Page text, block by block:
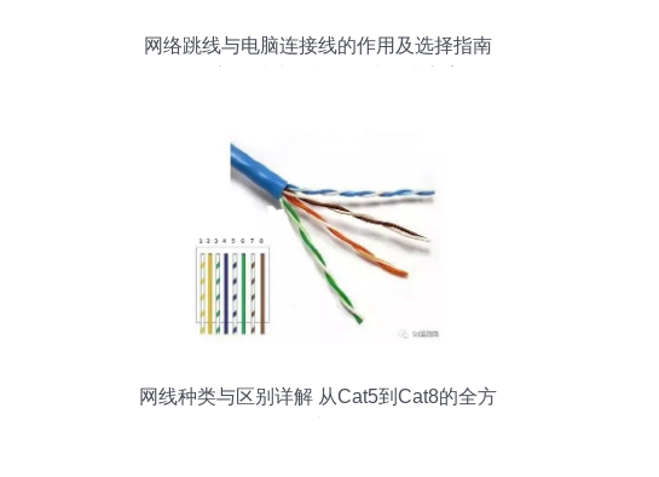
网络跳线与电脑连接线的作用及选择指南
网线种类与区别详解 从Cat5到Cat8的全方